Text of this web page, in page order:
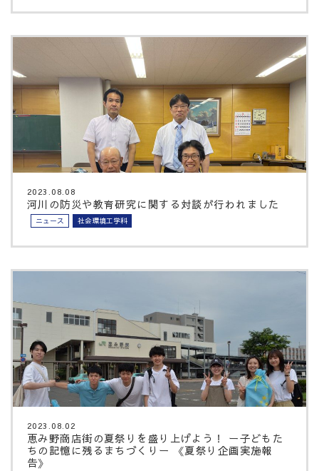
2023.08.08
河川の防災や教育研究に関する対談が行われました
ニュース 社会環境工学科
2023.08.02
恵み野商店街の夏祭りを盛り上げよう！ ー子どもた
ちの記憶に残るまちづくりー 《夏祭り企画実施報
告》